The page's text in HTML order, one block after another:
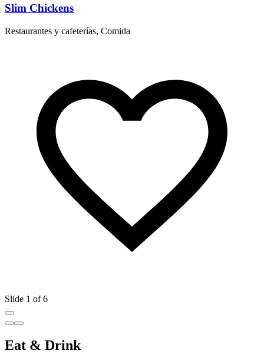
Slim Chickens
Restaurantes y cafeterías, Comida
Slide 1 of 6
Eat & Drink